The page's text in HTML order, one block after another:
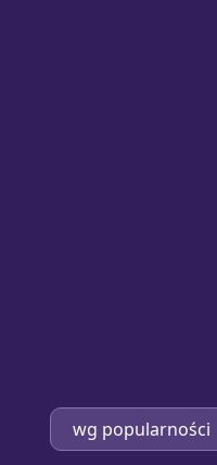
wg popularności